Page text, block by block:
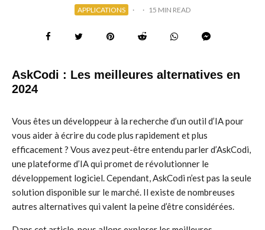
APPLICATIONS · · 15 MIN READ
AskCodi : Les meilleures alternatives en
2024
Vous êtes un développeur à la recherche d’un outil d’IA pour
vous aider à écrire du code plus rapidement et plus
efficacement ? Vous avez peut-être entendu parler d’AskCodi,
une plateforme d’IA qui promet de révolutionner le
développement logiciel. Cependant, AskCodi n’est pas la seule
solution disponible sur le marché. Il existe de nombreuses
autres alternatives qui valent la peine d’être considérées.